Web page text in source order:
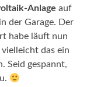
Anlage auf
der Garage. Der
habe läuft nun
das ein
Seid gespannt,